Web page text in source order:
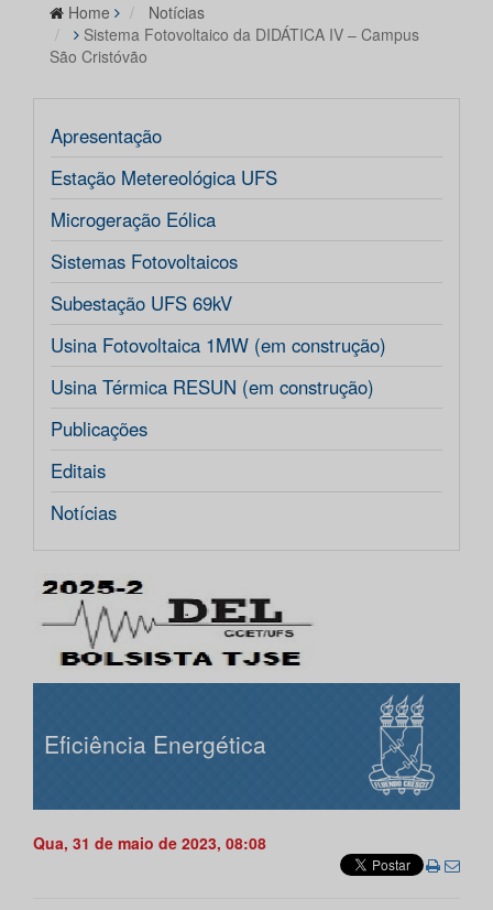
Home
Notícias
Sistema Fotovoltaico da DIDÁTICA IV – Campus
São Cristóvão
Apresentação
Estação Metereológica UFS
Microgeração Eólica
Sistemas Fotovoltaicos
Subestação UFS 69kV
Usina Fotovoltaica 1MW (em construção)
Usina Térmica RESUN (em construção)
Publicações
Editais
Notícias
Eficiência Energética
Qua, 31 de maio de 2023, 08:08